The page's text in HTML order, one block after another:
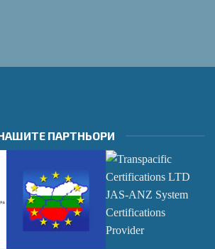
ПАРТНЬОРИ